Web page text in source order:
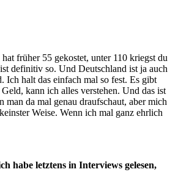
früher 55 gekostet, unter 110 kriegst du
definitiv so. Und Deutschland ist ja auch
Ich halt das einfach mal so fest. Es gibt
kann ich alles verstehen. Und das ist
da mal genau draufschaut, aber mich
Weise. Wenn ich mal ganz ehrlich
habe letztens in Interviews gelesen,